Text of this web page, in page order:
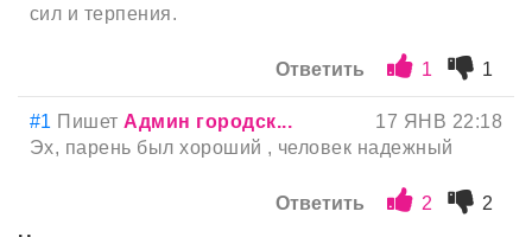
сил и терпения.
Ответить 1 1
#1 Пишет Админ городск...
17 ЯНВ 22:18
Эх, парень был хороший , человек надежный
Ответить 2
2